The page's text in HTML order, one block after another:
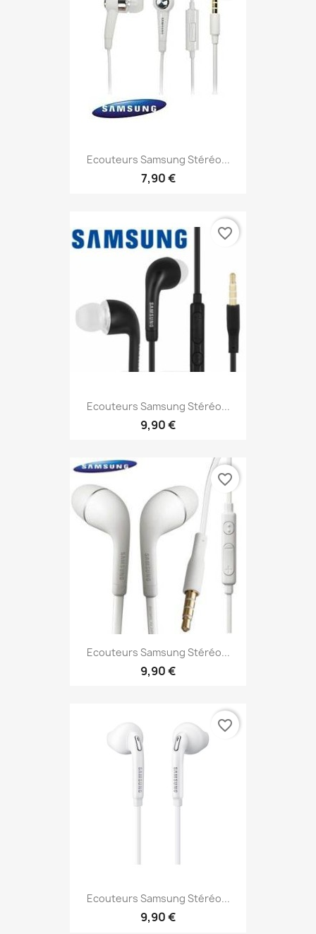
Ecouteurs Samsung Stéréo...
7,90 €
Ecouteurs Samsung Stéréo...
9,90 €
favorite_border
Ecouteurs Samsung Stéréo...
9,90 €
favorite_border
Ecouteurs Samsung Stéréo...
9,90 €
favorite_border